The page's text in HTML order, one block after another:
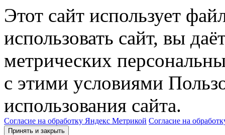
Этот сайт использует
использовать сайт, вы
метрических
с этими условиями
использования сайта.
Согласие на обработку Яндекс Метрикой Согласие на
Принять и закрыть